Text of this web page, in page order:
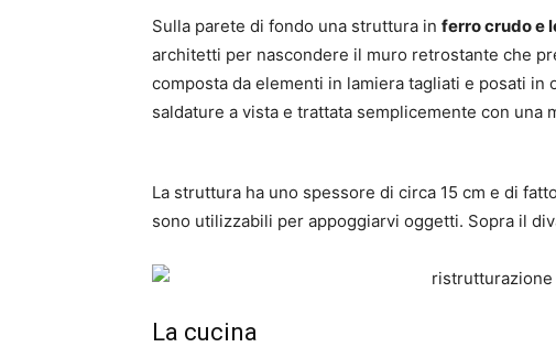
Sulla parete di fondo una struttura in ferro crudo e
architetti per nascondere il muro retrostante che
composta da elementi in lamiera tagliati e posati
saldature a vista e trattata semplicemente con una
La struttura ha uno spessore di circa 15 cm e di
sono utilizzabili per appoggiarvi oggetti. Sopra il
La cucina